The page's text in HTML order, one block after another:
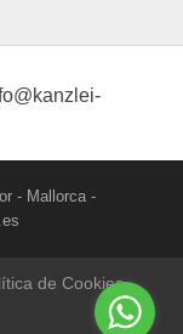
- Mallorca -
de Cookies